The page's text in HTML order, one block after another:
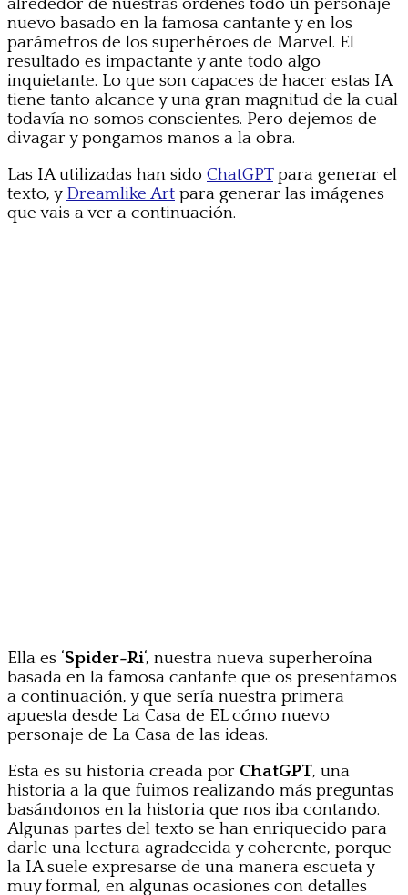
nuevo basado en la famosa cantante y en los
parámetros de los superhéroes de Marvel. El
resultado es impactante y ante todo algo
inquietante. Lo que son capaces de hacer estas IA
tiene tanto alcance y una gran magnitud de la cual
todavía no somos conscientes. Pero dejemos de
divagar y pongamos manos a la obra.
Las IA utilizadas han sido ChatGPTpara generar el
texto, y Dreamlike Art para generar las imágenes
que vais a ver a continuación.
Ella es ‘Spider-Ri‘, nuestra nueva superheroína
basada en la famosa cantante que os presentamos
a continuación, y que sería nuestra primera
apuesta desde La Casa de EL cómo nuevo
personaje de La Casa de las ideas.
Esta es su historia creada por ChatGPT, una
historia a la que fuimos realizando más preguntas
basándonos en la historia que nos iba contando.
Algunas partes del texto se han enriquecido para
darle una lectura agradecida y coherente, porque
la IA suele expresarse de una manera escueta y
muy formal, en algunas ocasiones con detalles